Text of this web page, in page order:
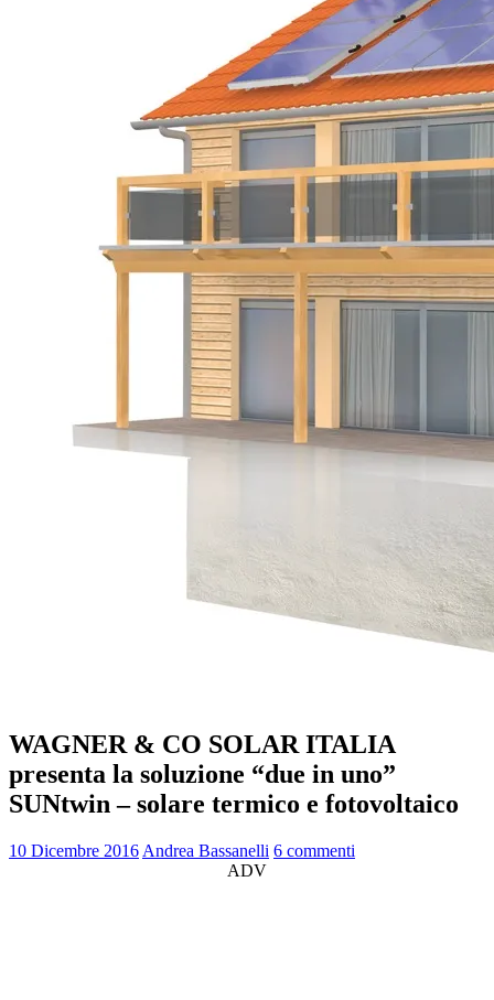
WAGNER & CO SOLAR ITALIA
presenta la soluzione “due in uno”
SUNtwin – solare termico e fotovoltaico
10 Dicembre 2016 Andrea Bassanelli 6 commenti
ADV